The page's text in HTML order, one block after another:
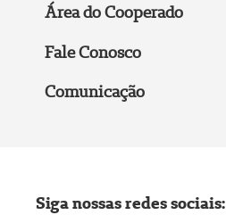
Área do Cooperado
Fale Conosco
Comunicação
Siga nossas redes sociais: